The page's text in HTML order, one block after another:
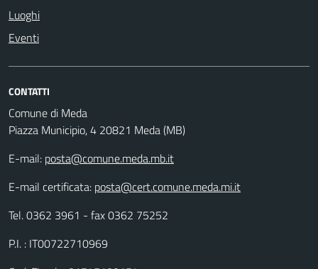
Luoghi
Eventi
CONTATTI
Comune di Meda
Piazza Municipio, 4 20821 Meda (MB)
E-mail: posta@comune.meda.mb.it
E-mail certificata: posta@cert.comune.meda.mi.it
Tel. 0362 3961 - fax 0362 75252
P.I. : IT00722710969